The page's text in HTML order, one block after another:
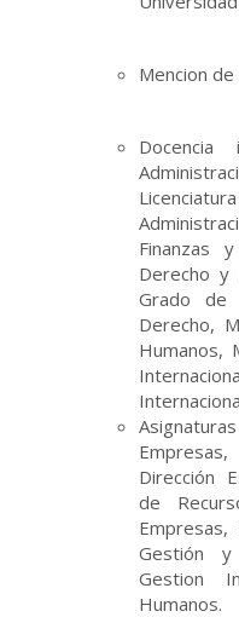
Mencion
Finanzas
Derecho y
Grado de
Derecho,
Humanos,
Dirección
de
Empresas,
Gestión y
Gestion
Humanos.